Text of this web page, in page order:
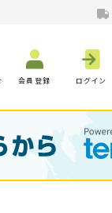
会員登録 ログイン